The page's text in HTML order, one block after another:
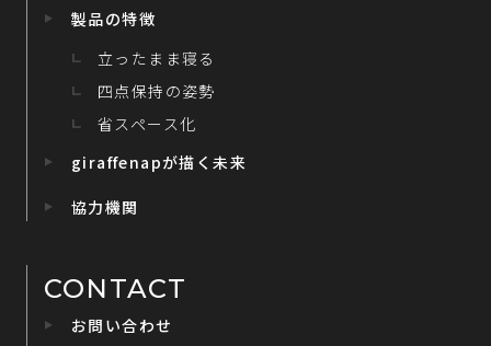
製品の特徴
立ったまま寝る
四点保持の姿勢
省スペース化
giraffenapが描く未来
協力機関
CONTACT
お問い合わせ